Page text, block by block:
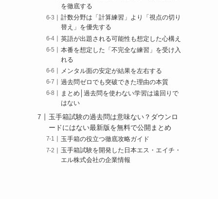
を徹底する
計数分野は「計算練習」より「視点の切り
替え」を優先する
英語が出題される可能性も想定した心構え
本番を想定した「不完全な練習」を受け入
れる
メンタル面の安定が結果を左右する
過去問ゼロでも突破できた理由の本質
まとめ│過去問を使わない学習は遠回りで
はない
玉手箱試験の過去問は意味ない？ダウンロ
ードにはない最新版を無料で公開まとめ
玉手箱の役立つ徹底攻略ガイド
玉手箱試験を開発した日本エス・エイチ・
エル株式会社の企業情報